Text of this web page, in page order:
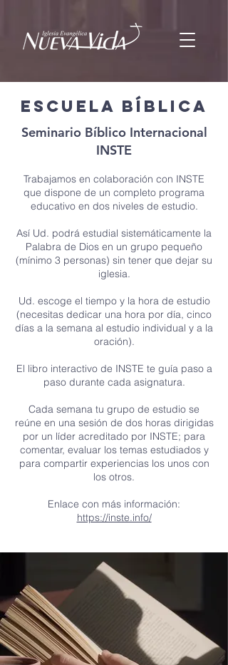
ESCUELA BÍBLICA
Seminario Bíblico Internacional
INSTE
Trabajamos en colaboración con INSTE
que dispone de un completo programa
educativo en dos niveles de estudio.
Así Ud. podrá estudial sistemáticamente la
Palabra de Dios en un grupo pequeño
(mínimo 3 personas) sin tener que dejar su
iglesia.
Ud. escoge el tiempo y la hora de estudio
(necesitas dedicar una hora por día, cinco
días a la semana al estudio individual y a la
oración).
El libro interactivo de INSTE te guía paso a
paso durante cada asignatura.
Cada semana tu grupo de estudio se
reúne en una sesión de dos horas dirigidas
por un líder acreditado por INSTE; para
comentar, evaluar los temas estudiados y
para compartir experiencias los unos con
los otros.
Enlace con más información:
https://inste.info/